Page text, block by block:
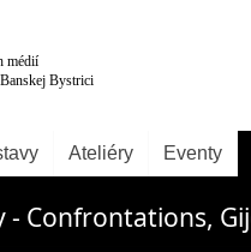
Ateliéry Eventy
- Confrontations,